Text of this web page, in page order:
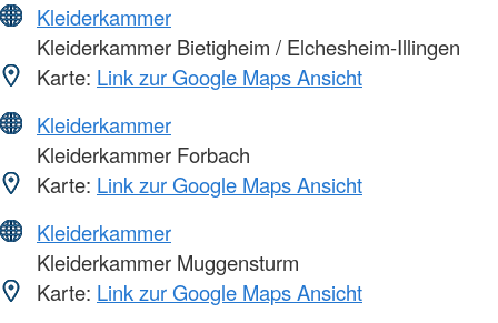
Kleiderkammer
Kleiderkammer Bietigheim / Elchesheim-Illingen
Karte: Link zur Google Maps Ansicht
Kleiderkammer
Kleiderkammer Forbach
Karte: Link zur Google Maps Ansicht
Kleiderkammer
Kleiderkammer Muggensturm
Karte: Link zur Google Maps Ansicht